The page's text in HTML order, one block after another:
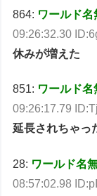
864: ワールド名
09:26:32.30
休みが増えた
851: ワールド名
09:26:17.79
延長されちゃっ
28: ワールド名
08:57:02.98